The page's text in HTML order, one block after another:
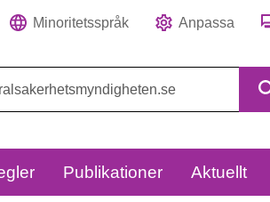
Minoritetsspråk Anpassa
Publikationer Aktuellt